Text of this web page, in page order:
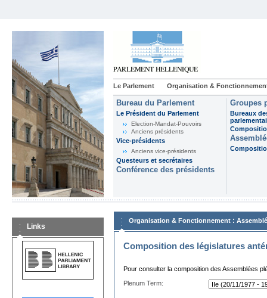
Le Parlement Organisation &
Bureau du Parlement
Le Président du Parlement
Election-Mandat-Pouvoirs
Anciens présidents
Vice-présidents
Anciens vice-présidents
Questeurs et secrétaires
Conférence des présidents
Groupes
Bureaux
Links
Organisation & Fonctionnement :
Composition des législatures
Pour consulter la composition des Assemblées
Plenum Term: